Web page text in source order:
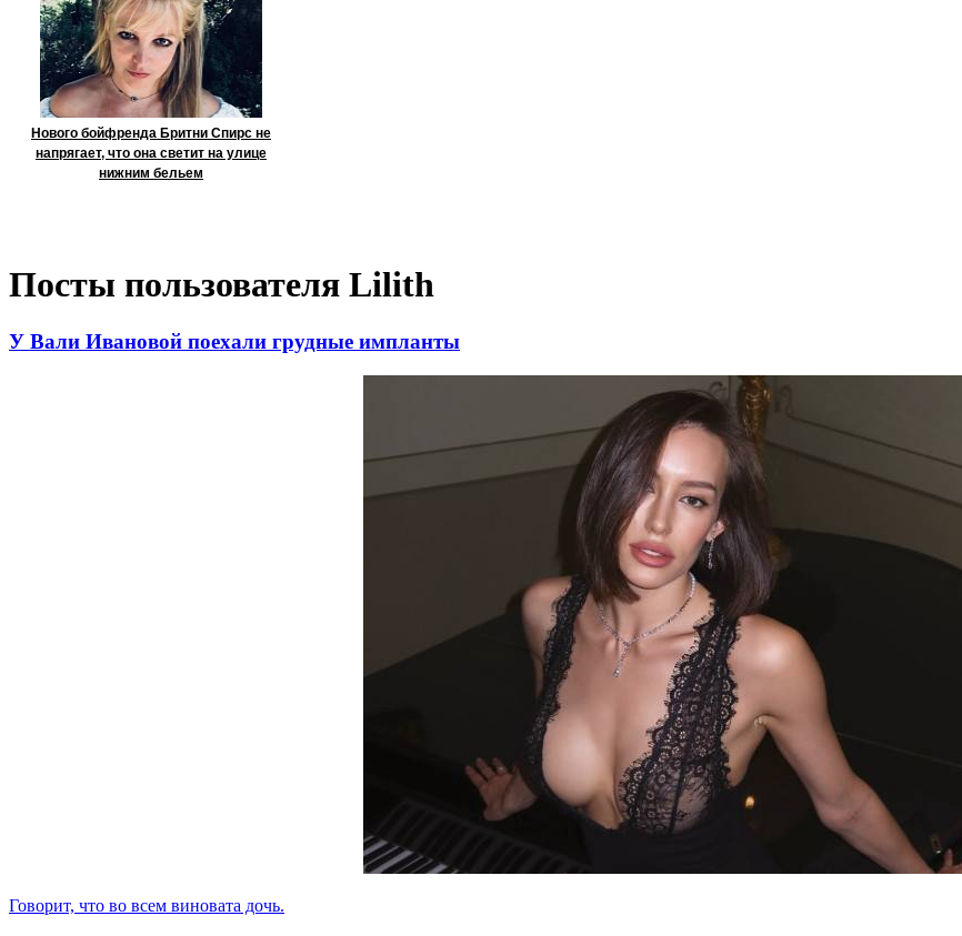
Нового бойфренда Бритни Спирс не
напрягает, что она светит на улице
нижним бельем
Посты пользователя Lilith
У Вали Ивановой поехали грудные импланты
Говорит, что во всем виновата дочь.